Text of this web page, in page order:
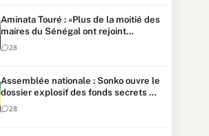
Aminata Touré : «Plus de la moitié des
maires du Sénégal ont rejoint
Kiiraay»
28
Assemblée nationale : Sonko ouvre le
dossier explosif des fonds secrets et
du patrimoine présidentiel
28